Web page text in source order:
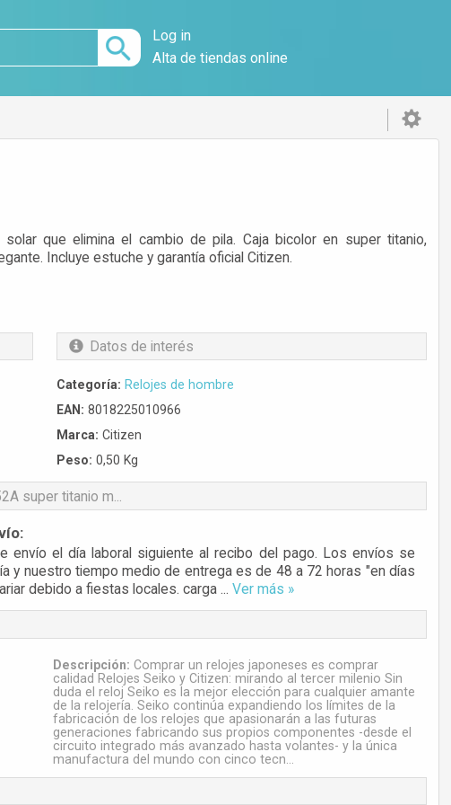
Log in
Alta de tiendas online
que elimina el cambio de pila. Caja bicolor en super titanio,
Incluye estuche y garantía oficial Citizen.
Datos de interés
Categoría: Relojes de hombre
EAN: 8018225010966
Marca: Citizen
Peso: 0,50 Kg
super titanio m...
envío el día laboral siguiente al recibo del pago. Los envíos se
y nuestro tiempo medio de entrega es de 48 a 72 horas "en días
debido a fiestas locales. carga ... Ver más »
Descripción: Comprar un relojes japoneses es comprar
calidad Relojes Seiko y Citizen: mirando al tercer milenio Sin
duda el reloj Seiko es la mejor elección para cualquier amante
de la relojería. Seiko continúa expandiendo los límites de la
fabricación de los relojes que apasionarán a las futuras
generaciones fabricando sus propios componentes -desde el
circuito integrado más avanzado hasta volantes- y la única
manufactura del mundo con cinco tecn...